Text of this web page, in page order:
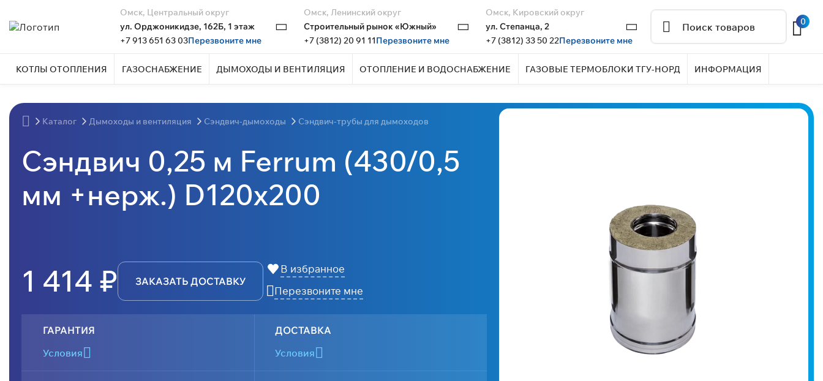
Омск, Центральный округ
ул. Орджоникидзе, 162Б, 1 этаж
+7 913 651 63 03Перезвоните мне
Омск, Ленинский округ
Строительный рынок «Южный»
+7 (3812) 20 91 11Перезвоните мне
Омск, Кировский округ
ул. Степанца, 2
+7 (3812) 33 50 22Перезвоните мне
0
КОТЛЫ ОТОПЛЕНИЯ ГАЗОСНАБЖЕНИЕ ДЫМОХОДЫ И ВЕНТИЛЯЦИЯ ОТОПЛЕНИЕ И ВОДОСНАБЖЕНИЕ ГАЗОВЫЕ ТЕРМОБЛОКИ ТГУ-НОРД ИНФОРМАЦИЯ
Каталог Дымоходы и вентиляция Сэндвич-дымоходы Сэндвич-трубы для дымоходов
Сэндвич 0,25 м Ferrum (430/0,5
мм +нерж.) D120x200
1 414 ₽ ЗАКАЗАТЬ ДОСТАВКУ
В избранное
Перезвоните мне
ГАРАНТИЯ
Условия
ДОСТАВКА
Условия